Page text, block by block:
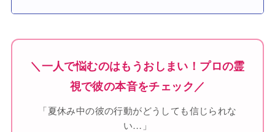
＼一人で悩むのはもうおしまい！プロの霊
視で彼の本音をチェック／
「夏休み中の彼の行動がどうしても信じられな
い…」